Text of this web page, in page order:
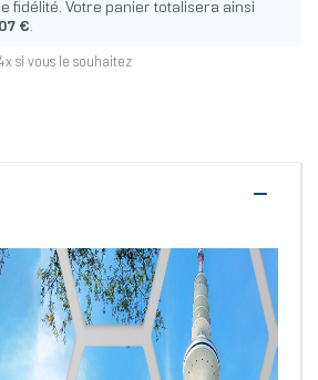
fidélité. Votre panier totalisera ainsi
€.
si vous le souhaitez